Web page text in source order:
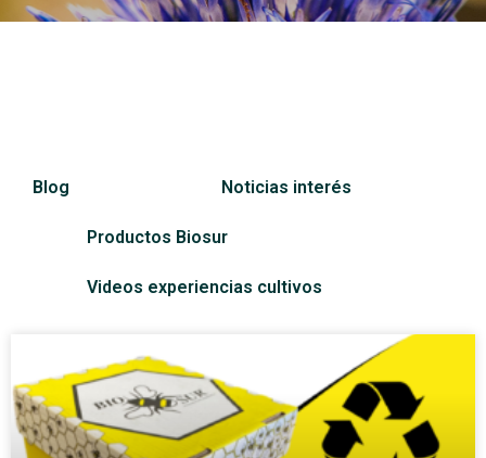
Blog Noticias interés
Productos Biosur
Videos experiencias cultivos